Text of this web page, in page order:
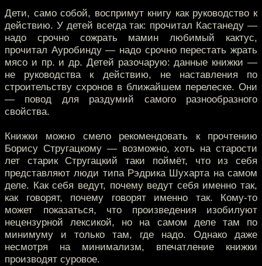
Дети, само собой, воспримут книгу как руководство к
действию. У детей всегда так: прочитал Кастанеду —
надо срочно сожрать мамин любимый кактус,
прочитал Ауробинду — надо срочно перестать жрать
мясо и пр. и др. Детей разочарую: данные книжки —
не руководства к действию, не наставления по
строительству схронов в ближайшем перелеске. Они
— повод для раздумий самого разнообразного
свойства.
Книжки можно смело рекомендовать к прочтению
Борису Стругацкому — возможно, хоть на старости
лет старик Стругацкий таки поймёт, что из себя
представляют люди типа Рэдрика Шухарта на самом
деле. Как себя ведут, почему ведут себя именно так,
как говорят, почему говорят именно так. Кому-то
может показаться, что произведения изобилуют
нецензурной лексикой, но на самом деле там по
минимуму и только там, где надо. Однако даже
несмотря на минимализм, впечатление книжки
производят суровое.